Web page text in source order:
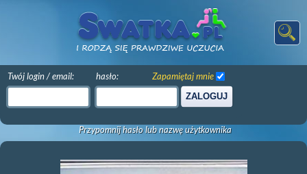
Twój login / email: hasło:
ZALOGUJ
Zapamiętaj mnie
Przypomnij hasło lub nazwę użytkownika